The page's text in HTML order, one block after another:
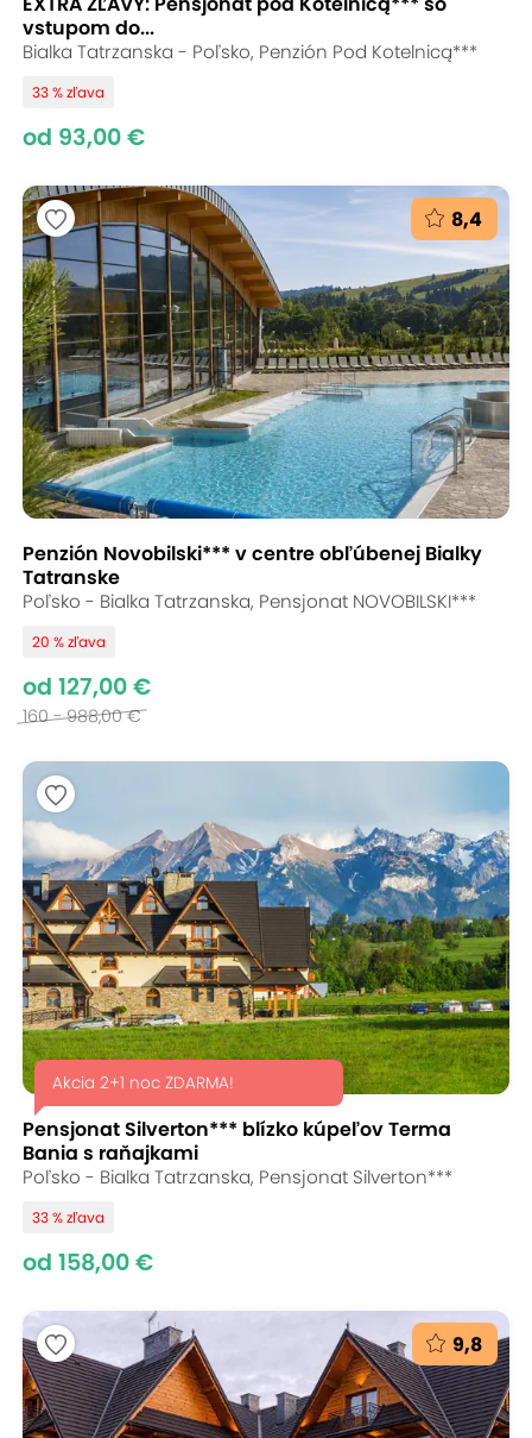
vstupom do...
Bialka Tatrzanska - Poľsko, Penzión Pod Kotelnicą***
33 % zľava
od 93,00 €
8,4
Penzión Novobilski*** v centre obľúbenej Bialky
Tatranske
Poľsko - Bialka Tatrzanska, Pensjonat NOVOBILSKI***
20 % zľava
od 127,00 €
160 - 988,00 €
Akcia 2+1 noc ZDARMA!
Pensjonat Silverton*** blízko kúpeľov Terma
Bania s raňajkami
Poľsko - Bialka Tatrzanska, Pensjonat Silverton***
33 % zľava
od 158,00 €
9,8